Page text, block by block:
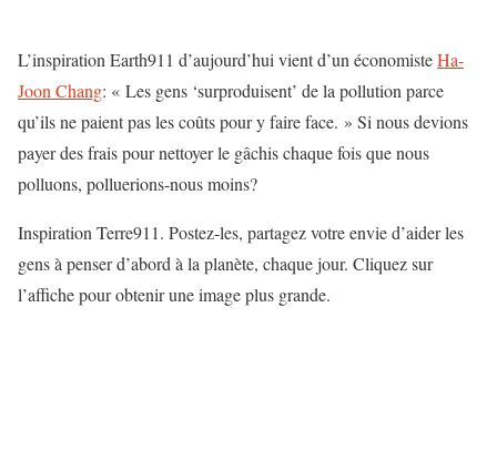
L’inspiration Earth911 d’aujourd’hui vient d’un économisteHa-
Joon Chang: « Les gens ‘surproduisent’ de la pollution parce
qu’ils ne paient pas les coûts pour y faire face. » Si nous devions
payer des frais pour nettoyer le gâchis chaque fois que nous
polluons, polluerions-nous moins?
Inspiration Terre911. Postez-les, partagez votre envie d’aider les
gens à penser d’abord à la planète, chaque jour. Cliquez sur
l’affiche pour obtenir une image plus grande.